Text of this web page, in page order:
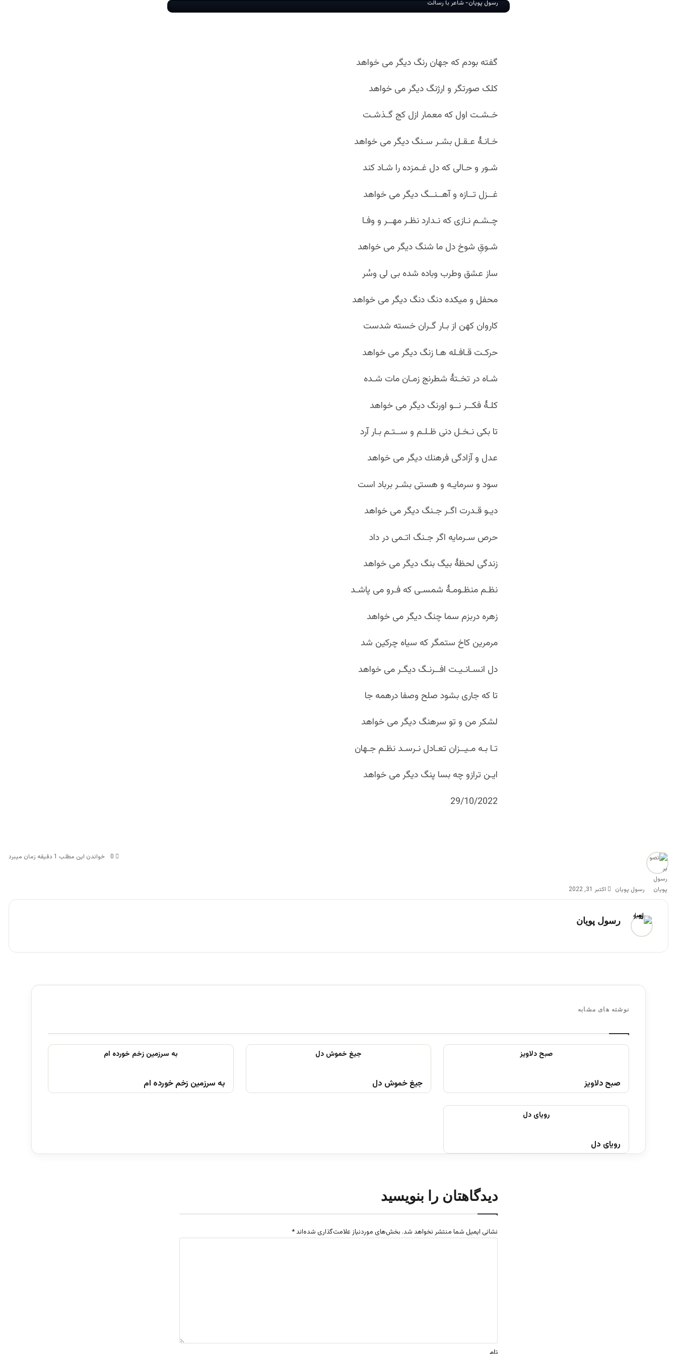
رسول پویان- شاعر با رسالت
گفته بودم که جهان رنگ دیگر می خواهد
کلک صورتگر و ارژنگ دیگر می خواهد
خـشـت اول که معمار ازل کج گـذشـت
خـانـۀ عـقـل بشـر سـنگ دیگر می خواهد
شـور و حـالی که دل غـمزده را شـاد کند
غــزل تــازه و آهــنــگ دیگر می خواهد
چـشـم نـازی که نـدارد نظـر مهــر و وفـا
شـوقِ شوخ دل ما شنگ دیگر می خواهد
ساز عشق وطرب وباده شده بی لی وسُر
محفل و میکده دنگ دنگ دیگر می خواهد
کاروان کهن از بـار گـران خسته شدست
حرکـت قـافـله هـا زنگ دیگر می خواهد
شـاه در تخـتۀ شطرنج زمـان مات شـده
کلـۀ فکــر نــو اورنگ دیگر می خواهد
تا بکی نـخـل دنی ظـلـم و ســتـم بـار آرد
عدل و آزادگی فرهنك دیگر می خواهد
سود و سرمایـه و هستی بشـر برباد است
دیـو قـدرت اگـر جـنگ دیگر می خواهد
حرص سـرمايه اگر جـنگ اتـمی در داد
زندگی لحظۀ بیگ بنگ دیگر می خواهد
نظـم منظـومـۀ شمسـی که فـرو می پاشـد
زهره دربزم سما چنگ دیگر می خواهد
مرمرین کاخ ستمگر که سیاه چرکین شد
دل انسـانـیـت افــرنـگ دیگـر می خواهد
تا که جاری بشود صلح وصفا درهمه جا
لشکر من و تو سرهنگ دیگر می خواهد
تـا بـه مـیــزان تعـادل نـرسـد نظـم جـهان
ایـن ترازو چه بسا پنگ دیگر می خواهد
29/10/2022
رسول پویان اکتبر 31, 2022
0 خواندن این مطلب 1 دقیقه زمان میبرد
رسول پویان
نوشته های مشابه
صبح دلاویز جیغ خموش دل به سرزمین زخم خورده ام
رویای دل
دیدگاهتان را بنویسید
نشانی ایمیل شما منتشر نخواهد شد. بخش‌های موردنیاز علامت‌گذاری شده‌اند *